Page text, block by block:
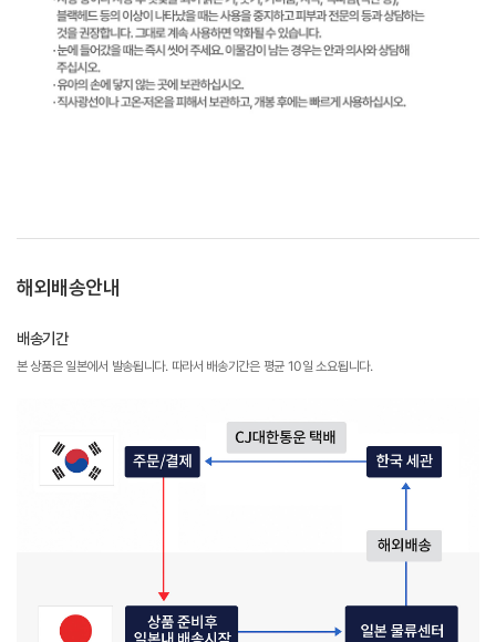
해외배송안내
배송기간
본 상품은 일본에서 발송됩니다. 따라서 배송기간은 평균 10일 소요됩니다.